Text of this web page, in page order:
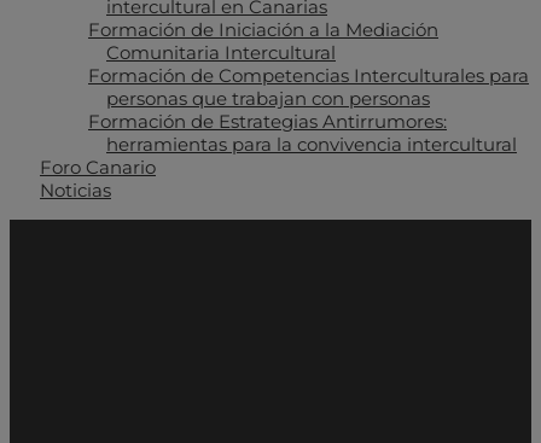
intercultural en Canarias
Formación de Iniciación a la Mediación
Comunitaria Intercultural
Formación de Competencias Interculturales para
personas que trabajan con personas
Formación de Estrategias Antirrumores:
herramientas para la convivencia intercultural
Foro Canario
Noticias